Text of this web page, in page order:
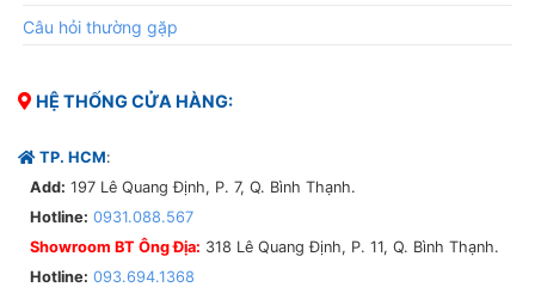
Câu hỏi thường gặp
HỆ THỐNG CỬA HÀNG:
TP. HCM:
Add: 197 Lê Quang Định, P. 7, Q. Bình Thạnh.
Hotline: 0931.088.567
Showroom BT Ông Địa: 318 Lê Quang Định, P. 11, Q. Bình Thạnh.
Hotline: 093.694.1368